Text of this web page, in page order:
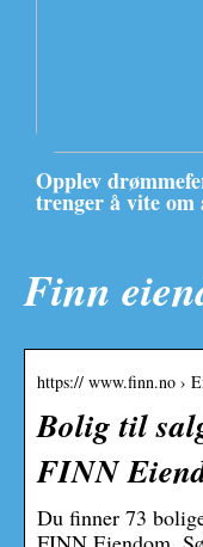
Opplev
trenger å vite om
Finn
https:// www.finn.no ›
Bolig til
FINN
Du finner 73